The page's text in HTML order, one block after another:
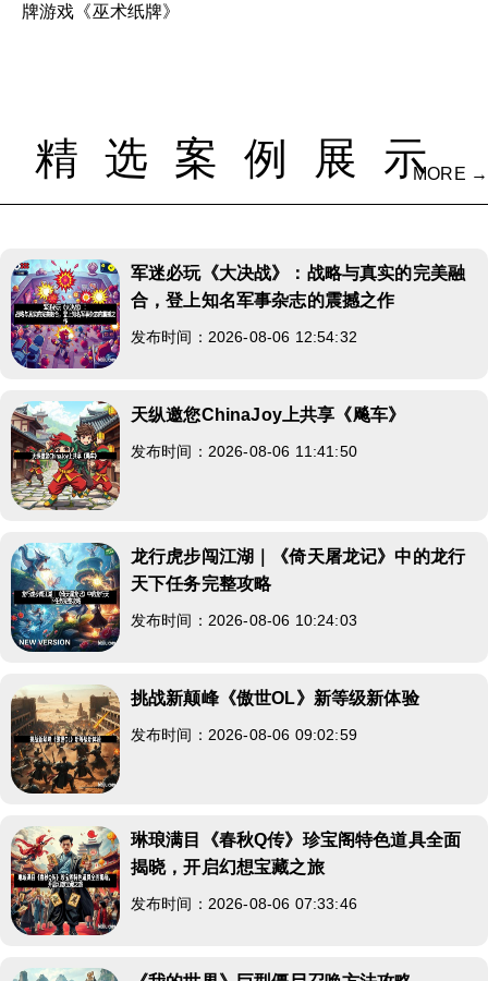
牌游戏《巫术纸牌》
精选案例展示MORE →
军迷必玩《大决战》：战略与真实的完美融
合，登上知名军事杂志的震撼之作
发布时间：2026-08-06 12:54:32
天纵邀您ChinaJoy上共享《飚车》
发布时间：2026-08-06 11:41:50
龙行虎步闯江湖｜《倚天屠龙记》中的龙行
天下任务完整攻略
发布时间：2026-08-06 10:24:03
挑战新颠峰《傲世OL》新等级新体验
发布时间：2026-08-06 09:02:59
琳琅满目《春秋Q传》珍宝阁特色道具全面
揭晓，开启幻想宝藏之旅
发布时间：2026-08-06 07:33:46